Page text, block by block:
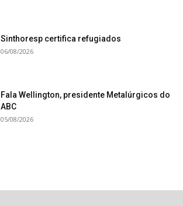
Sinthoresp certifica refugiados
06/08/2026
Fala Wellington, presidente Metalúrgicos do
ABC
05/08/2026